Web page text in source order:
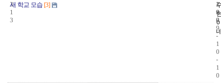
3
1
3
새 학교 모습 [3]
1
9
8
2
0
0
9
-
1
0
-
1
0